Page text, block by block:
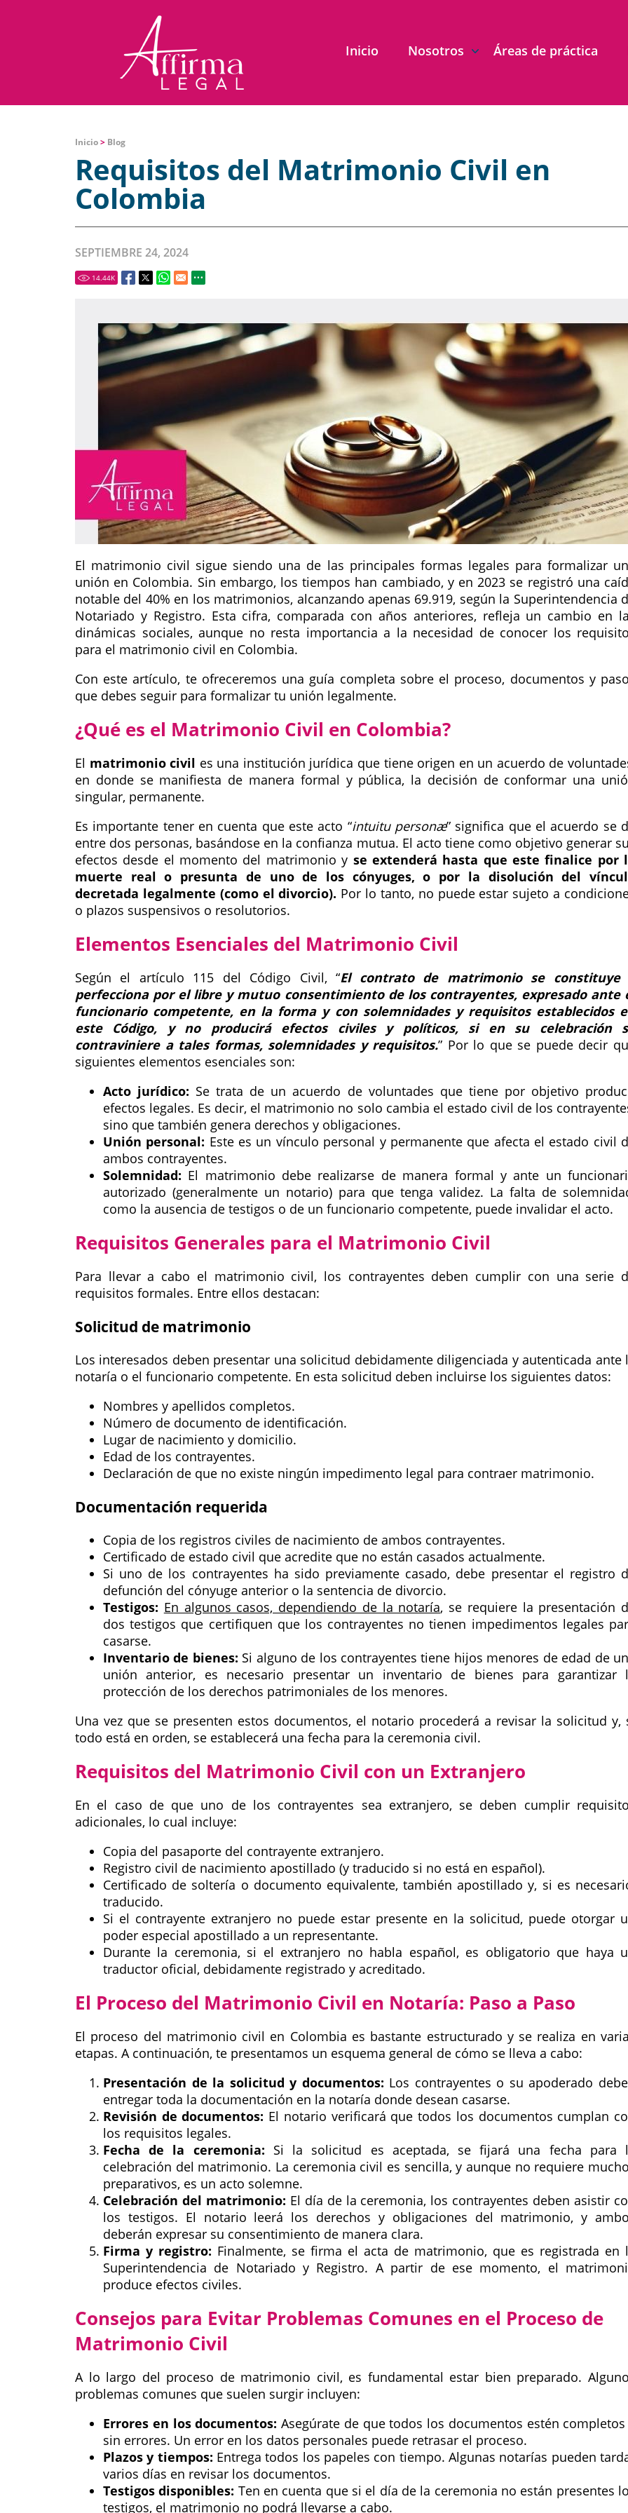
Inicio Nosotros Áreas de práctica
Inicio> Blog
Requisitos del Matrimonio Civil en
Colombia
SEPTIEMBRE 24, 2024
14.44K
El matrimonio civil sigue siendo una de las principales formas legales para formalizar
unión en Colombia. Sin embargo, los tiempos han cambiado, y en 2023 se registró una
notable del 40% en los matrimonios, alcanzando apenas 69.919, según la Superintendencia
Notariado y Registro. Esta cifra, comparada con años anteriores, refleja un cambio en
dinámicas sociales, aunque no resta importancia a la necesidad de conocer los
para el matrimonio civil en Colombia.
Con este artículo, te ofreceremos una guía completa sobre el proceso, documentos y
que debes seguir para formalizar tu unión legalmente.
¿Qué es el Matrimonio Civil en Colombia?
El matrimonio civil es una institución jurídica que tiene origen en un acuerdo de
en donde se manifiesta de manera formal y pública, la decisión de conformar una
singular, permanente.
Es importante tener en cuenta que este acto intuitu personæ significa que el acuerdo se
entre dos personas, basándose en la confianza mutua. El acto tiene como objetivo generar
efectos desde el momento del matrimonio y se extenderá hasta que este finalice por
muerte real o presunta de uno de los cónyuges, o por la disolución del
decretada legalmente (como el divorcio). Por lo tanto, no puede estar sujeto a
o plazos suspensivos o resolutorios.
Elementos Esenciales del Matrimonio Civil
Según el artículo 115 del Código Civil, El contrato de matrimonio se constituye
perfecciona por el libre y mutuo consentimiento de los contrayentes, expresado ante
funcionario competente, en la forma y con solemnidades y requisitos establecidos
este Código, y no producirá efectos civiles y políticos, si en su celebración
contraviniere a tales formas, solemnidades y requisitos.
Por lo que se puede decir
siguientes elementos esenciales son:
Acto jurídico: Se trata de un acuerdo de voluntades que tiene por objetivo
efectos legales. Es decir, el matrimonio no solo cambia el estado civil de los
sino que también genera derechos y obligaciones.
Unión personal: Este es un vínculo personal y permanente que afecta el estado civil
ambos contrayentes.
Solemnidad: El matrimonio debe realizarse de manera formal y ante un
autorizado (generalmente un notario) para que tenga validez. La falta de
como la ausencia de testigos o de un funcionario competente, puede invalidar el acto.
Requisitos Generales para el Matrimonio Civil
Para llevar a cabo el matrimonio civil, los contrayentes deben cumplir con una serie
requisitos formales. Entre ellos destacan:
Solicitud de matrimonio
Los interesados deben presentar una solicitud debidamente diligenciada y autenticada ante
notaría o el funcionario competente. En esta solicitud deben incluirse los siguientes datos:
Nombres y apellidos completos.
Número de documento de identificación.
Lugar de nacimiento y domicilio.
Edad de los contrayentes.
Declaración de que no existe ningún impedimento legal para contraer matrimonio.
Documentación requerida
Copia de los registros civiles de nacimiento de ambos contrayentes.
Certificado de estado civil que acredite que no están casados actualmente.
Si uno de los contrayentes ha sido previamente casado, debe presentar el registro
defunción del cónyuge anterior o la sentencia de divorcio.
Testigos: En algunos casos, dependiendo de la notaría, se requiere la presentación
dos testigos que certifiquen que los contrayentes no tienen impedimentos legales
casarse.
Inventario de bienes: Si alguno de los contrayentes tiene hijos menores de edad de
unión anterior, es necesario presentar un inventario de bienes para garantizar
protección de los derechos patrimoniales de los menores.
Una vez que se presenten estos documentos, el notario procederá a revisar la solicitud y,
todo está en orden, se establecerá una fecha para la ceremonia civil.
Requisitos del Matrimonio Civil con un Extranjero
En el caso de que uno de los contrayentes sea extranjero, se deben cumplir
adicionales, lo cual incluye:
Copia del pasaporte del contrayente extranjero.
Registro civil de nacimiento apostillado (y traducido si no está en español).
Certificado de soltería o documento equivalente, también apostillado y, si es
traducido.
Si el contrayente extranjero no puede estar presente en la solicitud, puede otorgar
poder especial apostillado a un representante.
Durante la ceremonia, si el extranjero no habla español, es obligatorio que haya
traductor oficial, debidamente registrado y acreditado.
El Proceso del Matrimonio Civil en Notaría: Paso a Paso
El proceso del matrimonio civil en Colombia es bastante estructurado y se realiza en
etapas. A continuación, te presentamos un esquema general de cómo se lleva a cabo:
Presentación de la solicitud y documentos: Los contrayentes o su apoderado
entregar toda la documentación en la notaría donde desean casarse.
Revisión de documentos: El notario verificará que todos los documentos cumplan
los requisitos legales.
Fecha de la ceremonia: Si la solicitud es aceptada, se fijará una fecha para
celebración del matrimonio. La ceremonia civil es sencilla, y aunque no requiere
preparativos, es un acto solemne.
Celebración del matrimonio: El día de la ceremonia, los contrayentes deben asistir
los testigos. El notario leerá los derechos y obligaciones del matrimonio, y
deberán expresar su consentimiento de manera clara.
Firma y registro: Finalmente, se firma el acta de matrimonio, que es registrada en
Superintendencia de Notariado y Registro. A partir de ese momento, el
produce efectos civiles.
Consejos para Evitar Problemas Comunes en el Proceso de
Matrimonio Civil
A lo largo del proceso de matrimonio civil, es fundamental estar bien preparado.
problemas comunes que suelen surgir incluyen:
Errores en los documentos: Asegúrate de que todos los documentos estén
sin errores. Un error en los datos personales puede retrasar el proceso.
Plazos y tiempos: Entrega todos los papeles con tiempo. Algunas notarías pueden
varios días en revisar los documentos.
Testigos disponibles: Ten en cuenta que si el día de la ceremonia no están presentes
testigos, el matrimonio no podrá llevarse a cabo.